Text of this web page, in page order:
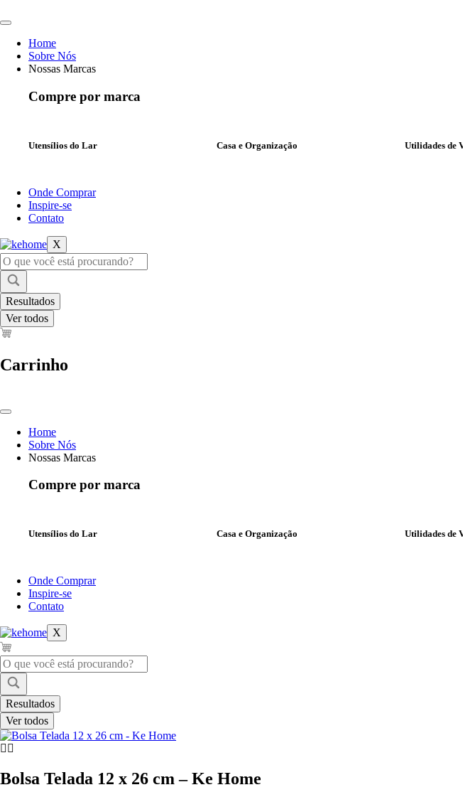
para
conteúdoHome
Sobre Nós
Nossas Marcas
Compre por marca
Utensílios do Lar Casa e Organização Utilidades de
Onde Comprar
Inspire-se
Contato
X
Pesquisar
...
Resultados
Ver todos
Carrinho
Home
Sobre Nós
Nossas Marcas
Compre por marca
Utensílios do Lar Casa e Organização Utilidades de
Onde Comprar
Inspire-se
Contato
X
Pesquisar
...
Resultados
Ver todos
Bolsa Telada 12 x 26 cm – Ke Home